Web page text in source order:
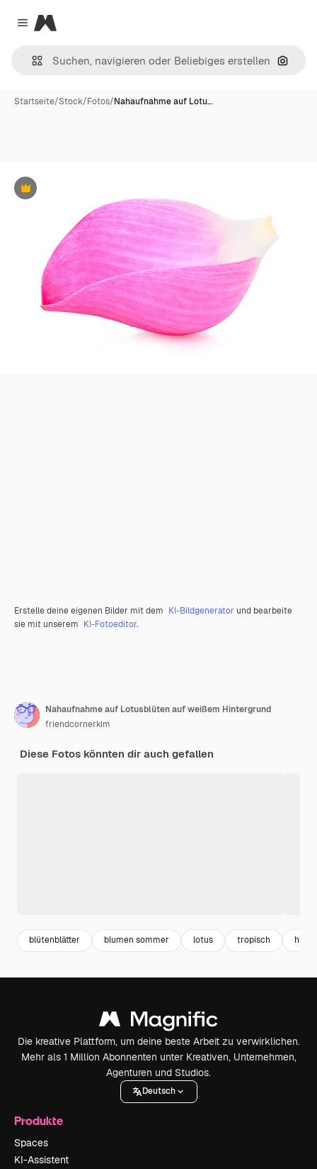
Close menu
Magnific
Nach
Startseite/Stock/Fotos/Nahaufnahme auf Lotu…
Premium
Erstelle deine eigenen Bilder mit dem KI-Bildgenerator und bearbeite
sie mit unserem KI-Fotoeditor.
Nahaufnahme auf Lotusblüten auf weißem Hintergrund
friendcornerkim
Diese Fotos könnten dir auch gefallen
blütenblätter blumen sommer lotus tropisch
Die kreative Plattform, um deine beste Arbeit zu verwirklichen.
Mehr als 1 Million Abonnenten unter Kreativen, Unternehmen,
Agenturen und Studios.
Deutsch
Produkte
Spaces
KI-Assistent